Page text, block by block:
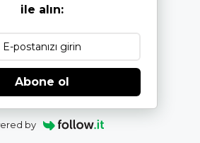
ile alın:
Abone ol
by